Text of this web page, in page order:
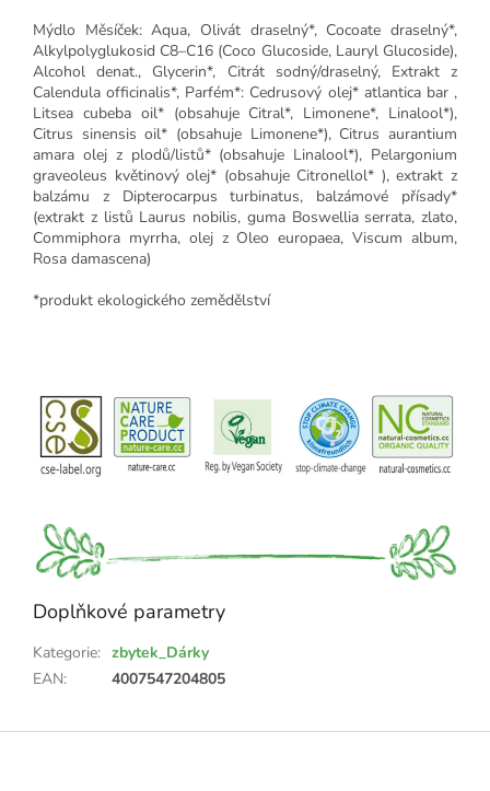
Mýdlo Měsíček: Aqua, Olivát draselný*, Cocoate draselný*,
Alkylpolyglukosid C8–C16 (Coco Glucoside, Lauryl Glucoside),
Alcohol denat., Glycerin*, Citrát sodný/draselný, Extrakt z
Calendula officinalis*, Parfém*: Cedrusový olej* atlantica bar ,
Litsea cubeba oil* (obsahuje Citral*, Limonene*, Linalool*),
Citrus sinensis oil* (obsahuje Limonene*), Citrus aurantium
amara olej z plodů/listů* (obsahuje Linalool*), Pelargonium
graveoleus květinový olej* (obsahuje Citronellol* ), extrakt z
balzámu z Dipterocarpus turbinatus, balzámové přísady*
(extrakt z listů Laurus nobilis, guma Boswellia serrata, zlato,
Commiphora myrrha, olej z Oleo europaea, Viscum album,
Rosa damascena)
*produkt ekologického zemědělství
Doplňkové parametry
Kategorie: zbytek_Dárky
EAN: 4007547204805
Z